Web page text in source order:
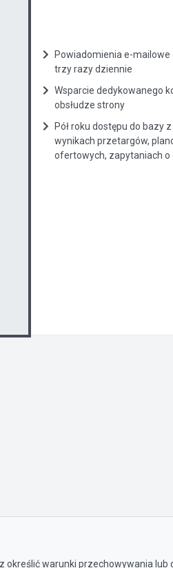
Powiadomienia e-mailowe
trzy razy dziennie
Wsparcie dedykowanego
obsłudze strony
Pół roku dostępu do bazy
wynikach przetargów,
ofertowych, zapytaniach o
określić warunki przechowywania lub